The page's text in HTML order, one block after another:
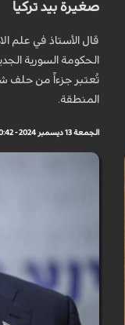
صغيرة بيد تركيا
قال الأستاذ في علم
الحكومة السورية
تُعتبر جزءاً من حلف
المنطقة.
الجمعة 13 ديسمبر 2024 - 10:42 بتوقيت مكة